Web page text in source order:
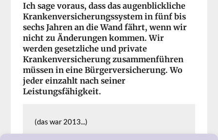
Ich sage voraus, dass das augenblickliche
Krankenversicherungssystem in fünf bis
sechs Jahren an die Wand fährt, wenn wir
nicht zu Änderungen kommen. Wir
werden gesetzliche und private
Krankenversicherung zusammenführen
müssen in eine Bürgerversicherung. Wo
jeder einzahlt nach seiner
Leistungsfähigkeit.
(das war 2013...)